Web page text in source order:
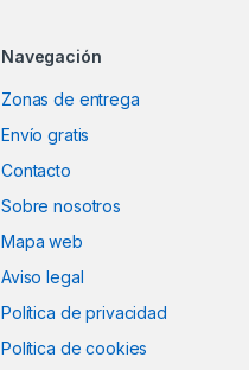
Navegación
Zonas de entrega
Envío gratis
Contacto
Sobre nosotros
Mapa web
Aviso legal
Política de privacidad
Política de cookies